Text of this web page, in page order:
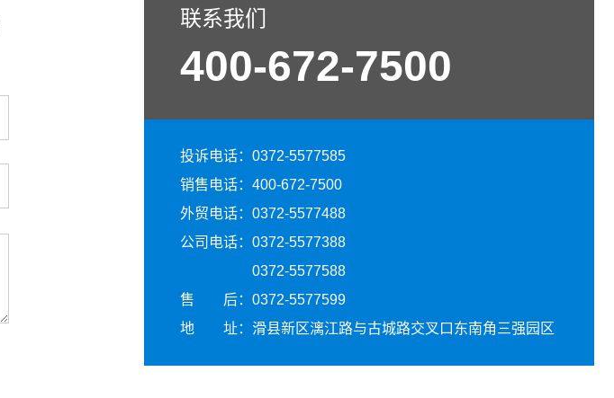
联系我们
400-672-7500
投诉电话：0372-5577585
销售电话：400-672-7500
外贸电话：0372-5577488
公司电话：0372-5577388
0372-5577588
售 后：0372-5577599
地 址：滑县新区漓江路与古城路交叉口东南角三强园区